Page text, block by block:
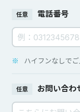
任意 電話番号
※ ハイフンなしで
任意 お問い合わ